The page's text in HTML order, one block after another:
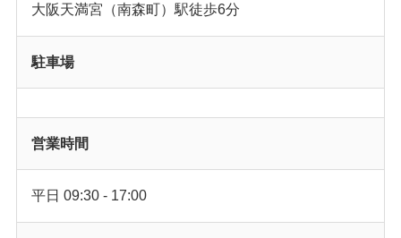
大阪天満宮（南森町）駅徒歩6分
駐車場
営業時間
平日 09:30 - 17:00